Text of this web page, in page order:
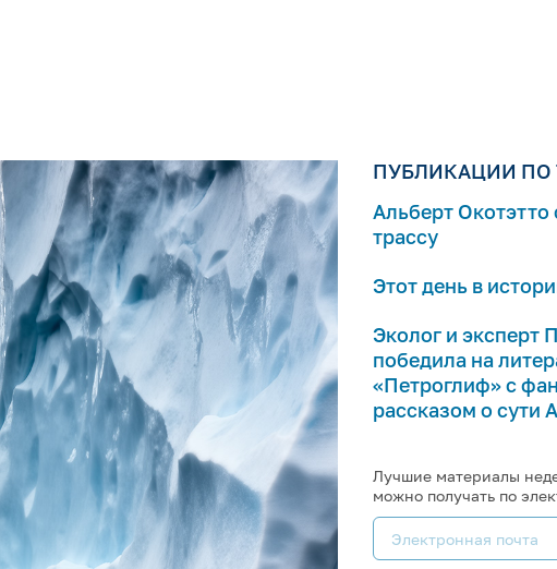
ПУБЛИКАЦИИ ПО
Альберт
трассу
Этот день в
Эколог и эксперт
победила на
«Петроглиф» с
рассказом о сути
Лучшие материалы
можно получать по